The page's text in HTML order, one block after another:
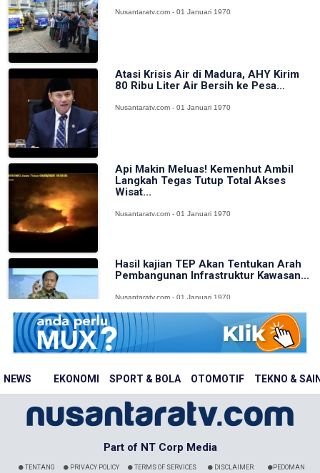
NEWS EKONOMI SPORT & BOLA OTOMOTIF TEKNO &
Nusantaratv.com - 01 Januari 1970
Atasi Krisis Air di Madura, AHY Kirim
80 Ribu Liter Air Bersih ke Pesa...
Nusantaratv.com - 01 Januari 1970
Api Makin Meluas! Kemenhut Ambil
Langkah Tegas Tutup Total Akses
Wisat...
Nusantaratv.com - 01 Januari 1970
Hasil kajian TEP Akan Tentukan Arah
Pembangunan Infrastruktur Kawasan...
Nusantaratv.com - 01 Januari 1970
Part of NT Corp Media
TENTANG PRIVACY POLICY TERMS OF SERVICES DISCLAIMER PEDOMAN